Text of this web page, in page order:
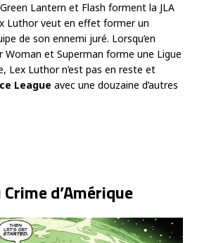
Lantern et Flash forment la JLA
Luthor veut en effet former un
de son ennemi juré. Lorsqu’en
Woman et Superman forme une Ligue
Lex Luthor n’est pas en reste et
League avec une douzaine d’autres
d’Amérique